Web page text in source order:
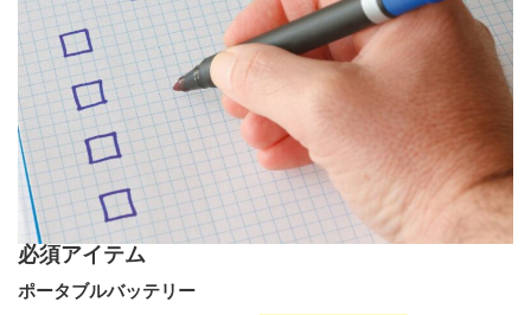
必須アイテム
ポータブルバッテリー